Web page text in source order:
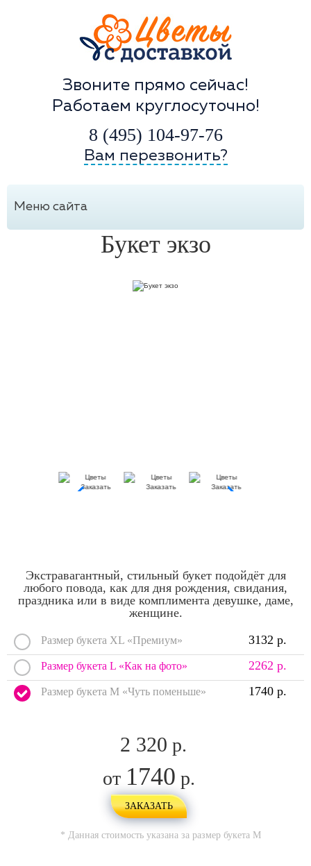
Звоните прямо сейчас!
Работаем круглосуточно!
8 (495) 104-97-76
Вам перезвонить?
Меню сайта
Букет экзо
Экстравагантный, стильный букет подойдёт для
любого повода, как для дня рождения, свидания,
праздника или в виде комплимента девушке, даме,
женщине.
Размер букета XL «Премиум» 3132 р.
Размер букета L «Как на фото» 2262 р.
Размер букета M «Чуть поменьше» 1740 р.
2 320 р.
от 1740 р.
ЗАКАЗАТЬ
* Данная стоимость указана за размер букета M